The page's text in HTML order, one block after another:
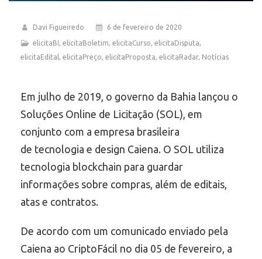
Davi Figueiredo 6 de fevereiro de 2020
elicitaBI, elicitaBoletim, elicitaCurso, elicitaDisputa,
elicitaEdital , elicitaPreço, elicitaProposta, elicitaRadar, Notícias
Em julho de 2019, o governo da Bahia lançou o
Soluções Online de Licitação (SOL), em
conjunto com a empresa brasileira
de tecnologia e design Caiena. O SOL utiliza
tecnologia blockchain para guardar
informações sobre compras, além de editais,
atas e contratos.
De acordo com um comunicado enviado pela
Caiena ao CriptoFácil no dia 05 de fevereiro, a